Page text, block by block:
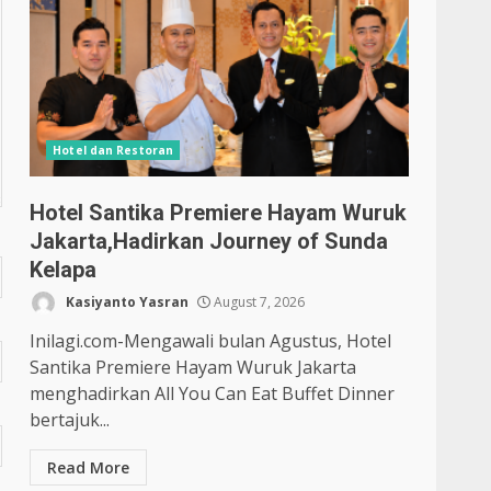
Hotel dan Restoran
Hotel Santika Premiere Hayam Wuruk
Jakarta,Hadirkan Journey of Sunda
Kelapa
Kasiyanto Yasran August 7, 2026
Inilagi.com-Mengawali bulan Agustus, Hotel
Santika Premiere Hayam Wuruk Jakarta
menghadirkan All You Can Eat Buffet Dinner
bertajuk...
Read More